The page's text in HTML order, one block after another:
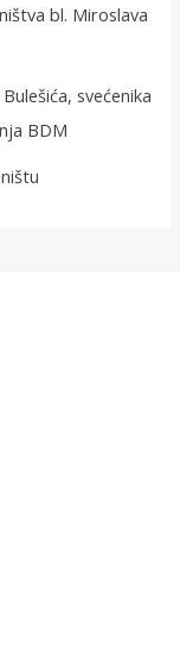
bl. Miroslava
svećenika
BDM